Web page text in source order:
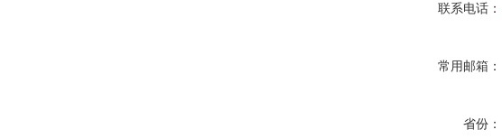
联系电话：
常用邮箱：
省份：